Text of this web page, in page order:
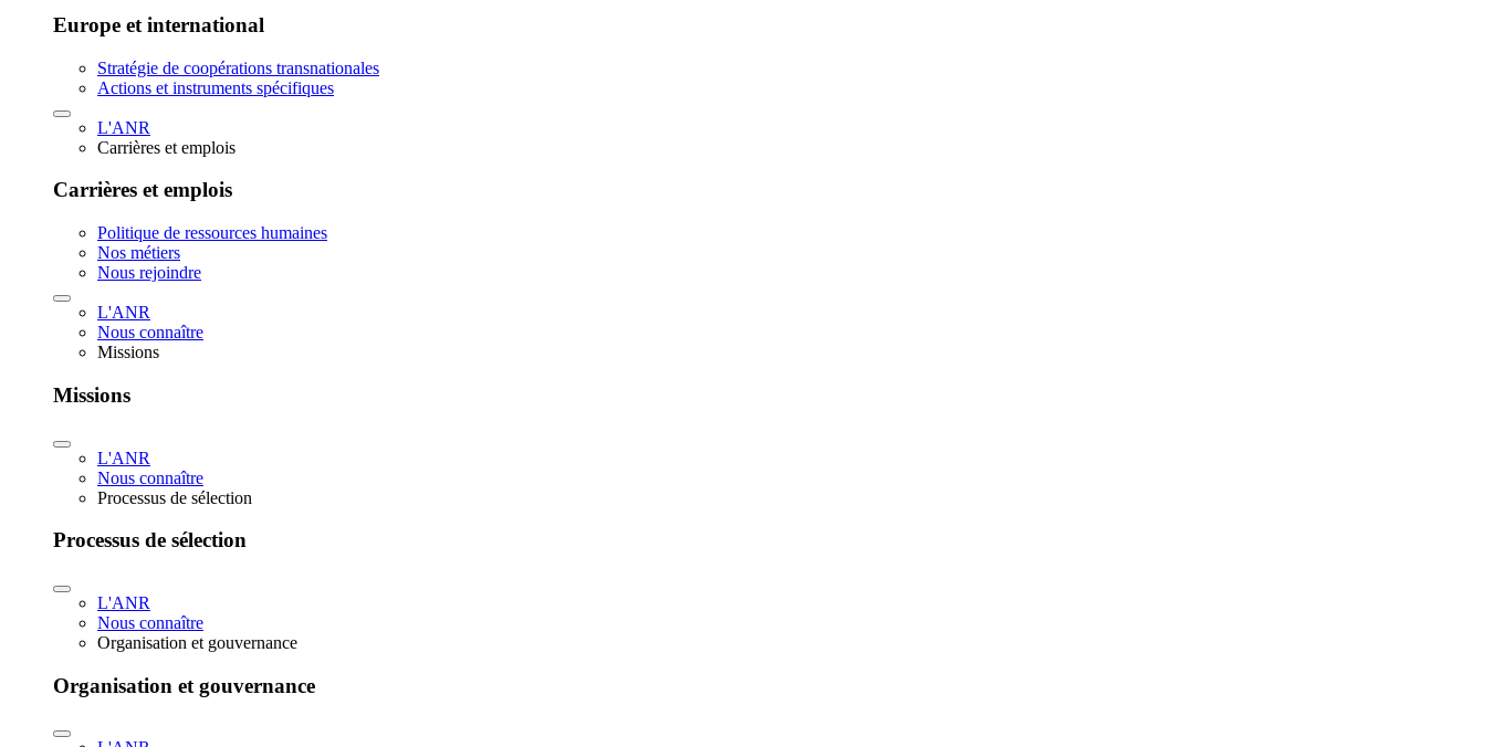
Europe et international
Stratégie de coopérations transnationales
Actions et instruments spécifiques
L'ANR
Carrières et emplois
Carrières et emplois
Politique de ressources humaines
Nos métiers
Nous rejoindre
L'ANR
Nous connaître
Missions
Missions
L'ANR
Nous connaître
Processus de sélection
Processus de sélection
L'ANR
Nous connaître
Organisation et gouvernance
Organisation et gouvernance